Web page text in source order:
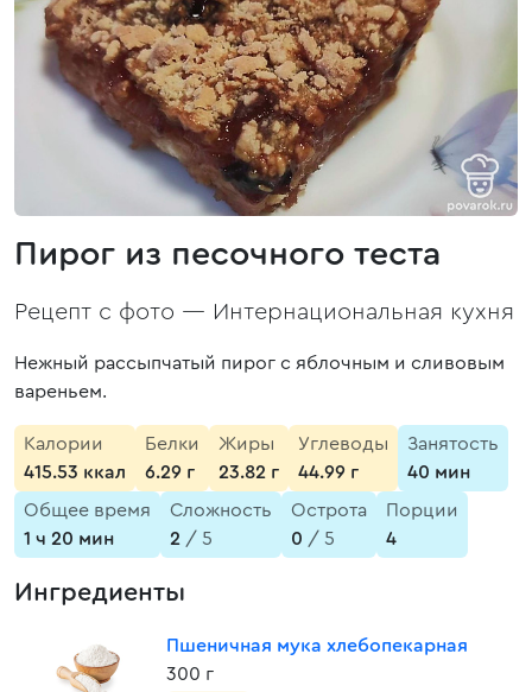
Пирог из песочного теста
Рецепт с фото — Интернациональная кухня
Нежный рассыпчатый пирог с яблочным и сливовым
вареньем.
Калории
415.53 ккал
Белки
6.29 г
Жиры
23.82 г
Углеводы
44.99 г
Занятость
40 мин
Общее время
1 ч 20 мин
Сложность
2 / 5
Острота
0 / 5
Порции
4
Ингредиенты
Пшеничная мука хлебопекарная
300 г